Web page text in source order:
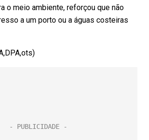
o meio ambiente, reforçou que não
a um porto ou a águas costeiras